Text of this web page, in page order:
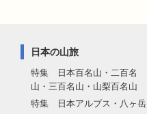
日本の山旅
特集 日本百名山・二百名
山・三百名山・山梨百名山
特集 日本アルプス・八ヶ岳